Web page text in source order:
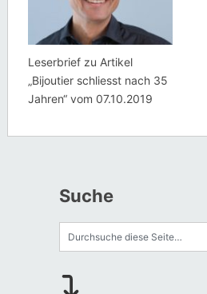
Leserbrief zu Artikel
„Bijoutier schliesst nach 35
Jahren“ vom 07.10.2019
Suche